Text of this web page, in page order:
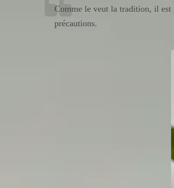
Comme le veut la tradition, il est
précautions.